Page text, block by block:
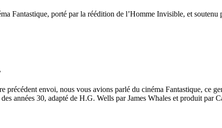
Fantastique, porté par la réédition de l’Homme Invisible, et
précédent envoi, nous vous avions parlé du cinéma Fantastique, ce
années 30, adapté de H.G. Wells par James Whales et produit par